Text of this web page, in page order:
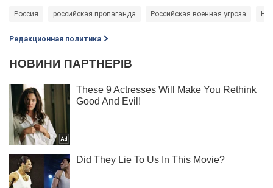
Россия российская пропаганда Российская военная угроза
Редакционная политика